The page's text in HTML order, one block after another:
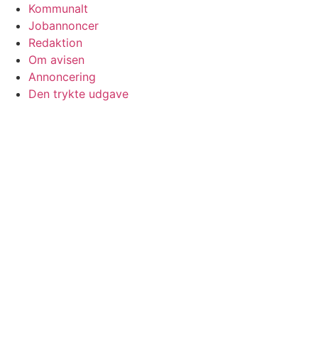
Kommunalt
Jobannoncer
Redaktion
Om avisen
Annoncering
Den trykte udgave